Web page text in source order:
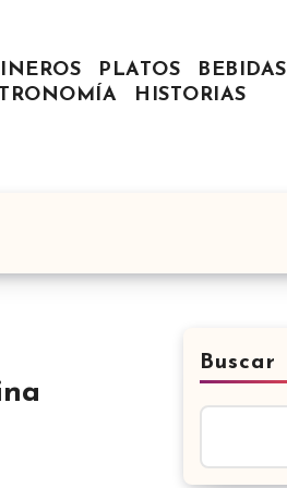
PLATOS
BEBIDAS
HISTORIAS
Buscar